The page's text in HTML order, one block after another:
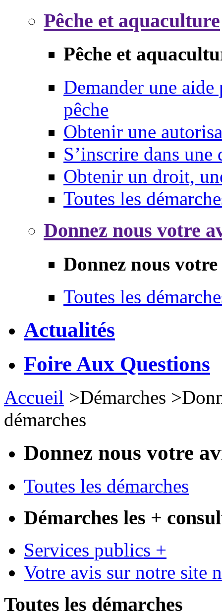
Pêche et aquaculture
Pêche et
Demander une
pêche
Obtenir une
S’inscrire dans une
Obtenir un droit,
Toutes les
Donnez nous votre
Donnez nous
Toutes les
Actualités
Foire Aux Questions
Accueil >Démarches >
démarches
Donnez nous votre
Toutes les démarches
Démarches les +
Services publics +
Votre avis sur notre site
Toutes les démarches